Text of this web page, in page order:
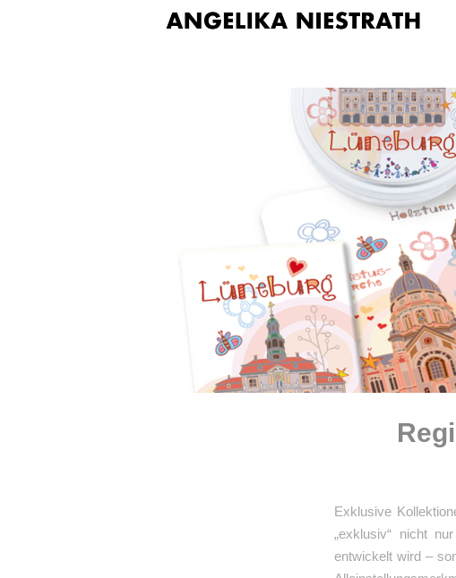
Exklusive
„exklusiv“ nicht
entwickelt wird –